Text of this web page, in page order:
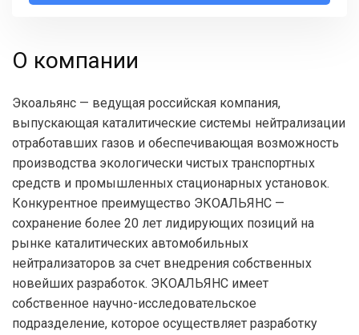
О компании
Экоальянс — ведущая российская компания,
выпускающая каталитические системы нейтрализации
отработавших газов и обеспечивающая возможность
производства экологически чистых транспортных
средств и промышленных стационарных установок.
Конкурентное преимущество ЭКОАЛЬЯНС —
сохранение более 20 лет лидирующих позиций на
рынке каталитических автомобильных
нейтрализаторов за счет внедрения собственных
новейших разработок. ЭКОАЛЬЯНС имеет
собственное научно-исследовательское
подразделение, которое осуществляет разработку